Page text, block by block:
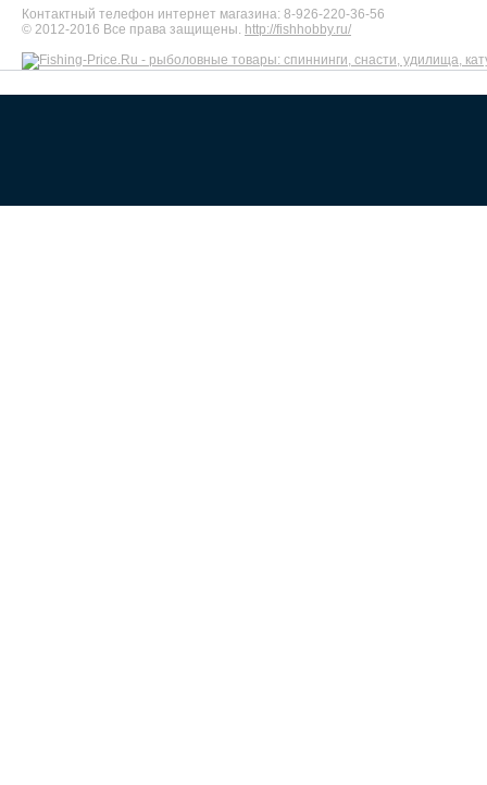
Контактный телефон интернет магазина: 8-926-220-36-56
© 2012-2016 Все права защищены. http://fishhobby.ru/